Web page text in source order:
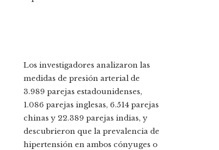
Los investigadores analizaron las
medidas de presión arterial de
3.989 parejas estadounidenses,
1.086 parejas inglesas, 6.514 parejas
chinas y 22.389 parejas indias, y
descubrieron que la prevalencia de
hipertensión en ambos cónyuges o